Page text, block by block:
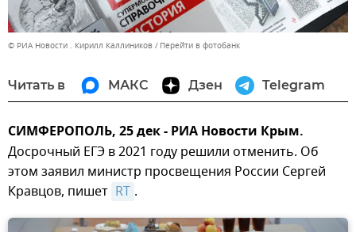
© РИА Новости . Кирилл Каллиников Перейти в фотобанк
Читать в МАКС Дзен Telegram
СИМФЕРОПОЛЬ, 25 дек - РИА Новости Крым.
Досрочный ЕГЭ в 2021 году решили отменить. Об
этом заявил министр просвещения России Сергей
Кравцов, пишет RT .